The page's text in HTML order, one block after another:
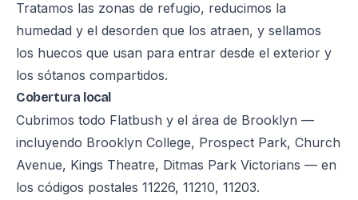
Tratamos las zonas de refugio, reducimos la
humedad y el desorden que los atraen, y sellamos
los huecos que usan para entrar desde el exterior y
los sótanos compartidos.
Cobertura local
Cubrimos todo Flatbush y el área de Brooklyn —
incluyendo Brooklyn College, Prospect Park, Church
Avenue, Kings Theatre, Ditmas Park Victorians — en
los códigos postales 11226, 11210, 11203.